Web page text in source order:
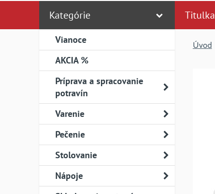
Kategórie
Vianoce
AKCIA %
Príprava a spracovanie
potravín
Varenie
Pečenie
Stolovanie
Nápoje
Titulka
Úvod